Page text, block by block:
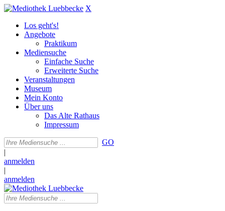
X
Los geht's!
Angebote
Praktikum
Mediensuche
Einfache Suche
Erweiterte Suche
Veranstaltungen
Museum
Mein Konto
Über uns
Das Alte Rathaus
Impressum
GO
|
anmelden
|
anmelden